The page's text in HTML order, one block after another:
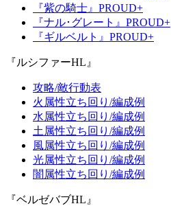
『紫の騎士』PROUD+
『ナル･グレート』PROUD+
『ギルベルト』PROUD+
『ルシファーHL』
攻略/敵行動表
火属性立ち回り/編成例
水属性立ち回り/編成例
土属性立ち回り/編成例
風属性立ち回り/編成例
光属性立ち回り/編成例
闇属性立ち回り/編成例
『ベルゼバブHL』